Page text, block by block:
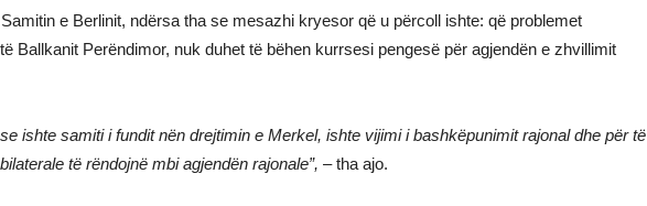
e Berlinit, ndërsa tha se mesazhi kryesor që u përcoll ishte: që problemet
Ballkanit Perëndimor, nuk duhet të bëhen kurrsesi pengesë për agjendën e zhvillimit
ishte samiti i fundit nën drejtimin e Merkel, ishte vijimi i bashkëpunimit rajonal dhe për të
të rëndojnë mbi agjendën rajonale”, – tha ajo.